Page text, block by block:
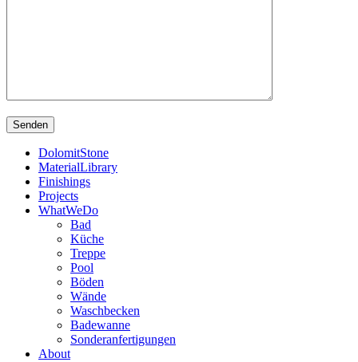
DolomitStone
MaterialLibrary
Finishings
Projects
WhatWeDo
Bad
Küche
Treppe
Pool
Böden
Wände
Waschbecken
Badewanne
Sonderanfertigungen
About